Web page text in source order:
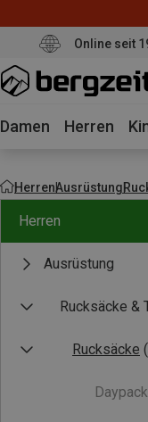
Online seit
Damen Herren
HerrenAusrüstung
Herren
Ausrüstung
Rucksäcke &
Rucksäcke